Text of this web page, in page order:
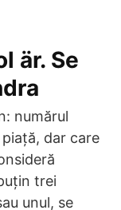
är. Se
numărul
dar care
trei
unul, se